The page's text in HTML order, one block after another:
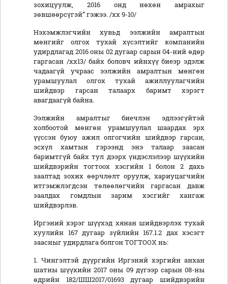
зохицуулж, 2016 онд нөхөн амрахыг
зөвшөөрсүгэй” гэжээ. /хх 9-10/
Нэхэмжлэгчийн хувьд ээлжийн амралтын
мөнгийг олгох тухай хүсэлтийг компанийн
удирдлагад 2016 оны 02 дугаар сарын 04-ний өдөр
гаргасан /хх13/ байх боловч ийнхүү биеэр эдэлж
чадаагүй учраас ээлжийн амралтын мөнгөн
урамшуулал олгох тухай ажиллуулагчийн
шийдвэр гарсан талаарх баримт хэрэгт
авагдаагүй байна.
Ээлжийн амралтыг биечлэн эдлээгүйтэй
холбоотой мөнгөн урамшуулал шаардах эрх
үүссэн буюу ажил олгогчийн шийдвэр гарсан,
эсхүл хамтын гэрээнд энэ талаар заасан
баримтгүй байх тул дээрх үндэслэлээр шүүхийн
шийдвэрийн тогтоох хэсгийн 1 болон 2 дахь
заалтад зохих өөрчлөлт оруулж, хариуцагчийн
итгэмжлэгдсэн төлөөлөгчийн гаргасан давж
заалдах гомдлын зарим хэсгийг хангаж
шийдвэрлэв.
Иргэний хэрэг шүүхэд хянан шийдвэрлэх тухай
хуулийн 167 дугаар зүйлийн 167.1.2 дах хэсэгт
заасныг удирдлага болгон ТОГТООХ нь:
1. Чингэлтэй дүүргийн Иргэний хэргийн анхан
шатны шүүхийн 2017 оны 09 дүгээр сарын 08-ны
өдрийн 182/ШШ2017/01693 дугаар шийдвэрийн